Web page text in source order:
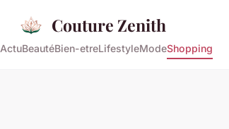
Couture Zenith
ActuBeautéBien-etreLifestyleModeShopping